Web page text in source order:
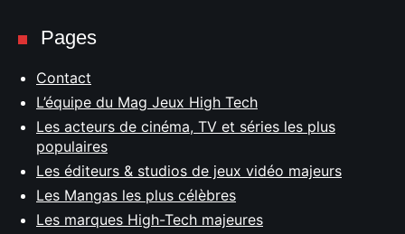
Pages
Contact
L’équipe du Mag Jeux High Tech
Les acteurs de cinéma, TV et séries les plus
populaires
Les éditeurs & studios de jeux vidéo majeurs
Les Mangas les plus célèbres
Les marques High-Tech majeures